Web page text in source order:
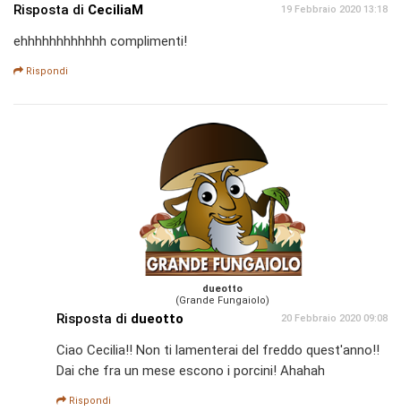
Risposta di CeciliaM 19 Febbraio 2020 13:18
ehhhhhhhhhhhh complimenti!
Rispondi
dueotto
(Grande Fungaiolo)
Risposta di dueotto 20 Febbraio 2020 09:08
Ciao Cecilia!! Non ti lamenterai del freddo quest'anno!!
Dai che fra un mese escono i porcini! Ahahah
Rispondi